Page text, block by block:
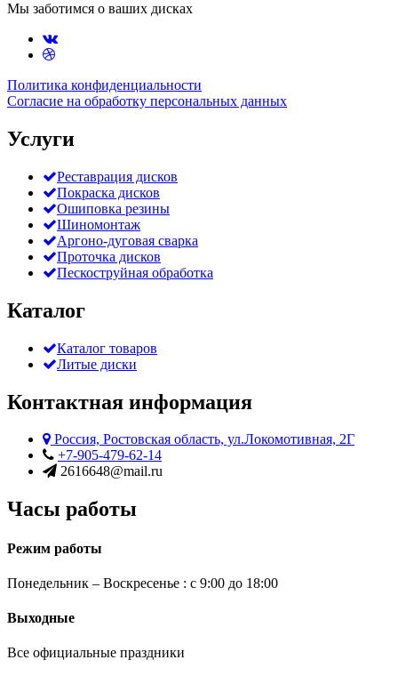
Мы заботимся о ваших дисках
Политика конфиденциальности
Согласие на обработку персональных данных
Услуги
Реставрация дисков
Покраска дисков
Ошиповка резины
Шиномонтаж
Аргоно-дуговая сварка
Проточка дисков
Пескоструйная обработка
Каталог
Каталог товаров
Литые диски
Контактная информация
Россия, Ростовская область, ул.Локомотивная, 2Г
+7-905-479-62-14
2616648@mail.ru
Часы работы
Режим работы
Понедельник – Воскресенье : с 9:00 до 18:00
Выходные
Все официальные праздники